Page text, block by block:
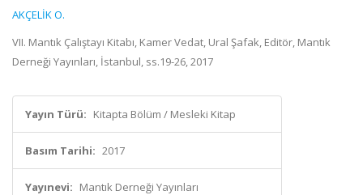
AKÇELİK O.
VII. Mantık Çalıştayı Kitabı, Kamer Vedat, Ural Şafak, Editör, Mantık
Derneği Yayınları, İstanbul, ss.19-26, 2017
Yayın Türü: Kitapta Bölüm / Mesleki Kitap
Basım Tarihi: 2017
Yayınevi: Mantık Derneği Yayınları